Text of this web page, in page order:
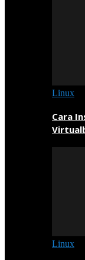
Linux
Cara
Linux